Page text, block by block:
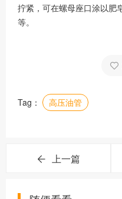
拧紧，可在螺母座口涂以肥
等。
Tag： 高压油管
上一篇